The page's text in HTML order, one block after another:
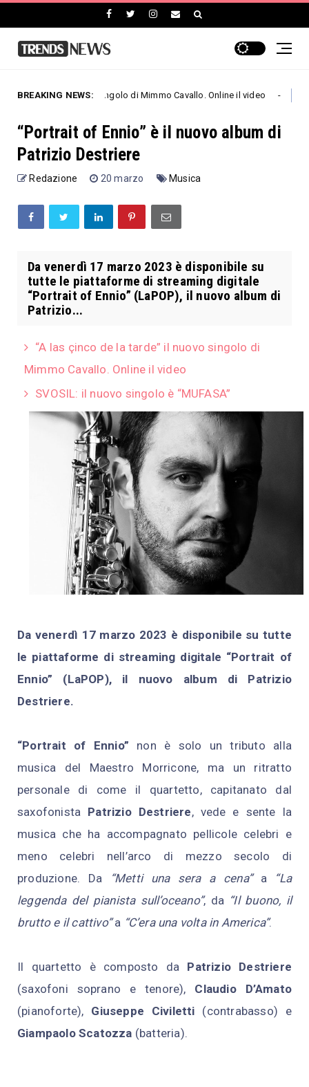
BREAKING NEWS:
il nuovo singolo di Mimmo Cavallo. Online il video Emergenti
“Portrait of Ennio” è il nuovo album di
Patrizio Destriere
Redazione 20 marzo Musica
Da venerdì 17 marzo 2023 è disponibile su
tutte le piattaforme di streaming digitale
“Portrait of Ennio” (LaPOP), il nuovo album di
Patrizio...
“A las çinco de la tarde” il nuovo singolo di
Mimmo Cavallo. Online il video
SVOSIL: il nuovo singolo è “MUFASA”
Da venerdì 17 marzo 2023 è disponibile su tutte
le piattaforme di streaming digitale “Portrait of
Ennio” (LaPOP), il nuovo album di Patrizio
Destriere.
“Portrait of Ennio” non è solo un tributo alla
musica del Maestro Morricone, ma un ritratto
personale di come il quartetto, capitanato dal
saxofonista Patrizio Destriere, vede e sente la
musica che ha accompagnato pellicole celebri e
meno celebri nell’arco di mezzo secolo di
produzione. Da
“Metti una sera a cena”a
“La
leggenda del pianista sull’oceano”, da “Il buono, il
brutto e il cattivo”a “C’era una volta in America”.
Il quartetto è composto da Patrizio Destriere
(saxofoni soprano e tenore), Claudio D’Amato
(pianoforte), Giuseppe Civiletti (contrabasso) e
Giampaolo Scatozza (batteria).